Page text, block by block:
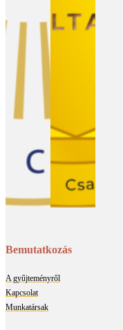
Bemutatkozás
A gyűjteményről
Kapcsolat
Munkatársak